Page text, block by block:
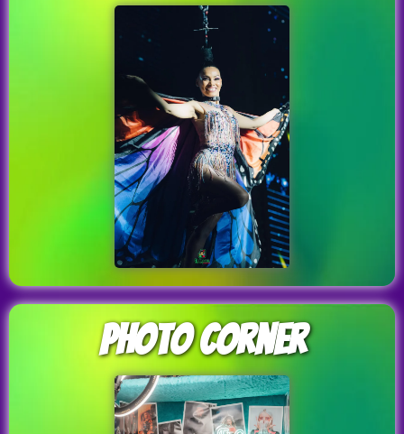
Photo Corner